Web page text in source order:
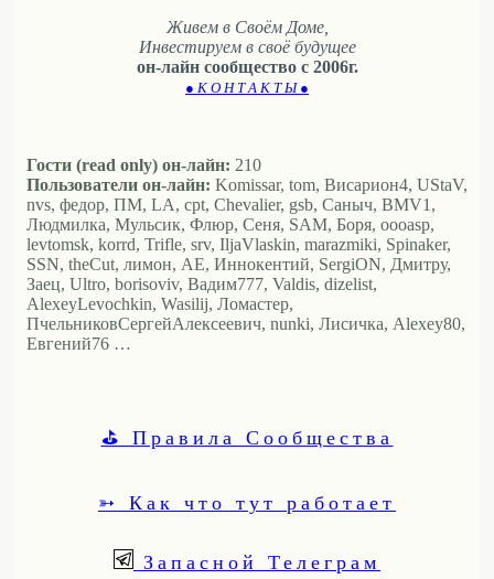
Живем в Своём Доме,
Инвестируем в своё будущее
он-лайн сообщество с 2006г.
● К О Н Т А К Т Ы ●
Гости (read only) он-лайн: 210
Пользователи он-лайн: Komissar, tom, Висариoн4, UStaV,
nvs, федор, ПМ, LA, cpt, Chevalier, gsb, Саныч, BMV1,
Людмилка, Мульсик, Флюр, Сеня, SAM, Боря, oooasp,
levtomsk, korrd, Trifle, srv, IljaVlaskin, marazmiki, Spinaker,
SSN, theCut, лимон, АЕ, Иннокентий, SergiON, Дмитру,
Заец, Ultro, borisoviv, Вадим777, Valdis, dizelist,
AlexeyLevochkin, Wasilij, Ломастер,
ПчельниковСергейАлексеевич, nunki, Лисичка, Alexey80,
Евгений76 …
⛳ Правила Сообщества
➳ Как что тут работает
Запасной Телеграм